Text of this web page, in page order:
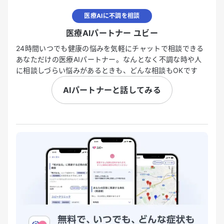
医療AIに不調を相談
医療AIパートナー ユビー
24時間いつでも健康の悩みを気軽にチャットで相談できる
あなただけの医療AIパートナー。なんとなく不調な時や人
に相談しづらい悩みがあるときも、どんな相談もOKです
AIパートナーと話してみる